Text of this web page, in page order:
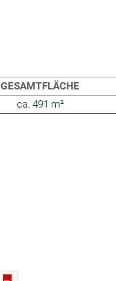
GESAMTFLÄCHE
ca. 491 m²